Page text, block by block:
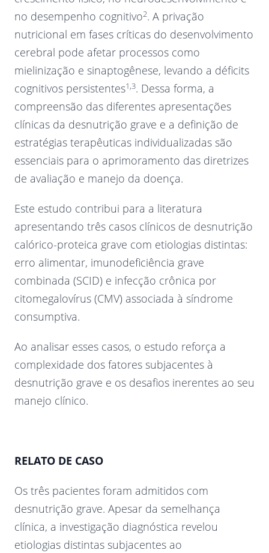
no desempenho cognitivo2. A privação
nutricional em fases críticas do desenvolvimento
cerebral pode afetar processos como
mielinização e sinaptogênese, levando a déficits
cognitivos persistentes1,3. Dessa forma, a
compreensão das diferentes apresentações
clínicas da desnutrição grave e a definição de
estratégias terapêuticas individualizadas são
essenciais para o aprimoramento das diretrizes
de avaliação e manejo da doença.
Este estudo contribui para a literatura
apresentando três casos clínicos de desnutrição
calórico-proteica grave com etiologias distintas:
erro alimentar, imunodeficiência grave
combinada (SCID) e infecção crônica por
citomegalovírus (CMV) associada à síndrome
consumptiva.
Ao analisar esses casos, o estudo reforça a
complexidade dos fatores subjacentes à
desnutrição grave e os desafios inerentes ao seu
manejo clínico.
RELATO DE CASO
Os três pacientes foram admitidos com
desnutrição grave. Apesar da semelhança
clínica, a investigação diagnóstica revelou
etiologias distintas subjacentes ao